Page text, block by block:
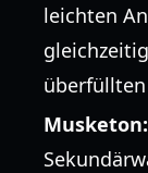
leichten
Musketon: